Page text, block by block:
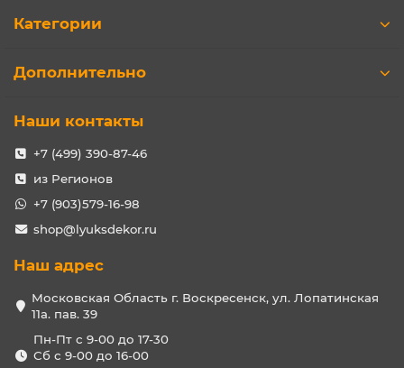
Категории
Дополнительно
Наши контакты
+7 (499) 390-87-46
из Регионов
+7 (903)579-16-98
shop@lyuksdekor.ru
Наш адрес
Московская Область г. Воскресенск, ул. Лопатинская
11а. пав. 39
Пн-Пт с 9-00 до 17-30
Сб с 9-00 до 16-00